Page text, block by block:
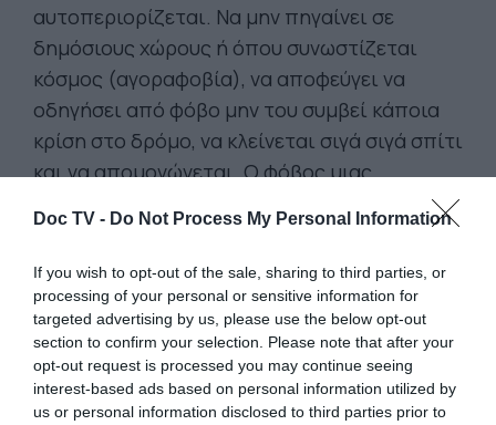
Doc TV - Do Not Process My Personal Information
If you wish to opt-out of the sale, sharing to third parties, or
processing of your personal or sensitive information for
targeted advertising by us, please use the below opt-out
section to confirm your selection. Please note that after your
opt-out request is processed you may continue seeing
interest-based ads based on personal information utilized by
us or personal information disclosed to third parties prior to
αυτοπεριορίζεται. Να μην πηγαίνει σε
δημόσιους χώρους ή όπου συνωστίζεται
κόσμος (αγοραφοβία), να αποφεύγει να
οδηγήσει από φόβο μην του συμβεί κάποια
κρίση στο δρόμο, να κλείνεται σιγά σιγά σπίτι
και να απομονώνεται. Ο φόβος μιας
επερχόμενες κρίσης, μπορεί να προκαλέσει
από μόνος του κρίση πανικού.
Επειδή πολλά από τα συμπτώματα της
κρίσης πανικού προσομοιάζουν αυτά άλλων
σοβαρών παθήσεων όπως εμφράγματος,
καρδιακού επεισοδίου, εγκεφαλικού κ.α.,
είναι σημαντικό να γίνει μια σωστή διάγνωση